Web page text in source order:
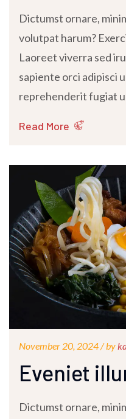
Dictumst ornare,
volutpat harum?
Laoreet viverra sed
sapiente orci adipisci
reprehenderit fugiat
Read More
November 20, 2024 /by
Eveniet
Dictumst ornare,